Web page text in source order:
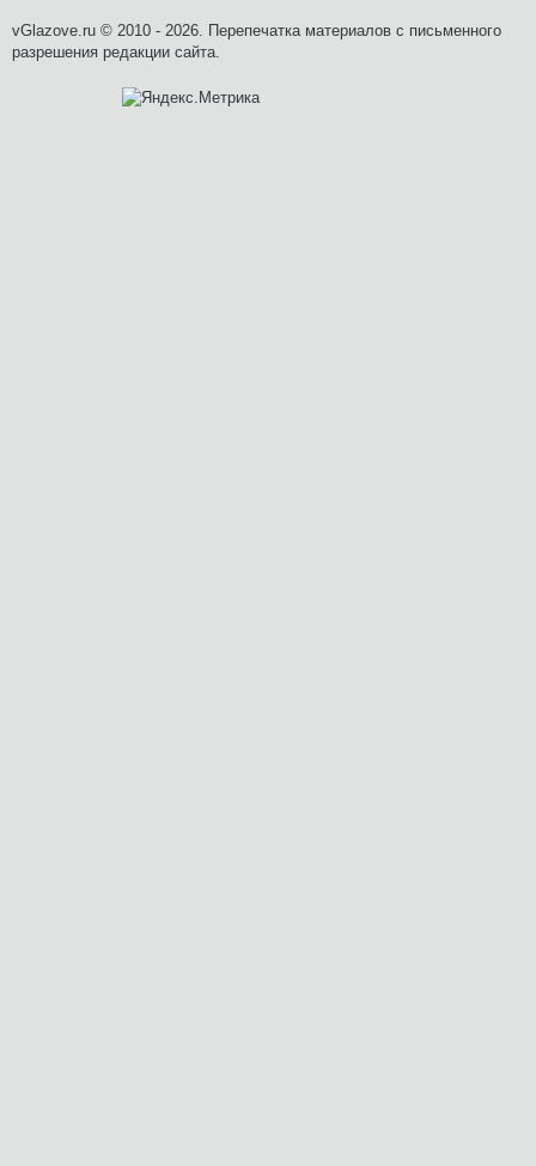
vGlazove.ru © 2010 - 2026. Перепечатка материалов с письменного
разрешения редакции сайта.